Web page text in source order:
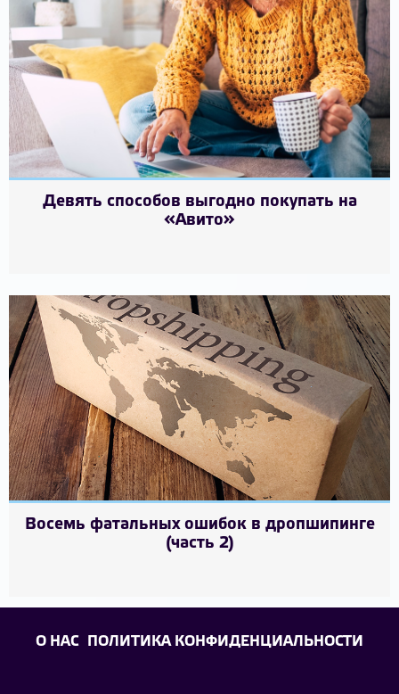
Девять способов выгодно покупать на
«Авито»
Восемь фатальных ошибок в дропшипинге
(часть 2)
О НАС ПОЛИТИКА КОНФИДЕНЦИАЛЬНОСТИ